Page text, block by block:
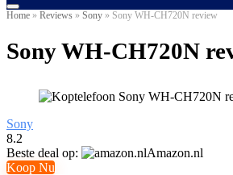
Home » Reviews » Sony » Sony WH-CH720N review
Sony WH-CH720N
Sony
8.2
Beste deal op:
Amazon.nl
Koop Nu